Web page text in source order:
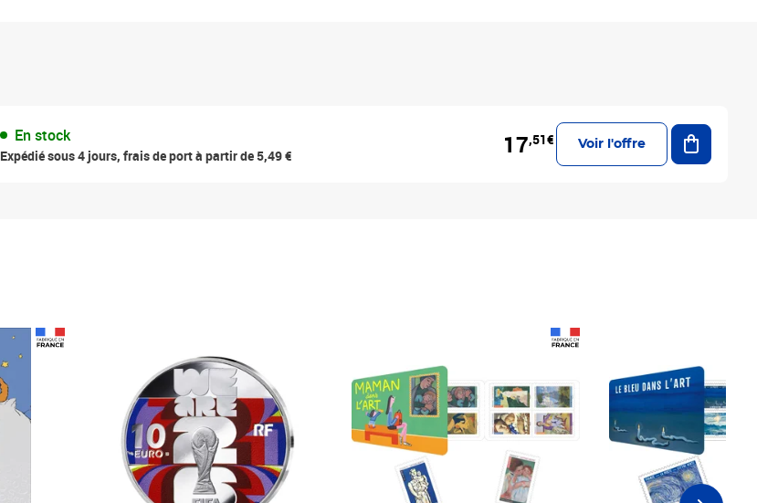
En stock
Expédié sous 4 jours, frais de port à partir de 5,49 € 17,51€ Voir l'offre
Ajouter